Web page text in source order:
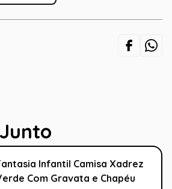
Infantil Camisa Xadrez
Com Gravata e Chapéu